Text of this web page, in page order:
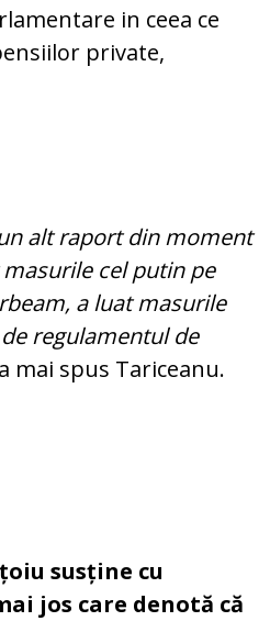
in ceea ce
private,
alt raport din moment
cel putin pe
a luat masurile
regulamentul de
a mai spus Tariceanu.
susține cu
jos care denotă că